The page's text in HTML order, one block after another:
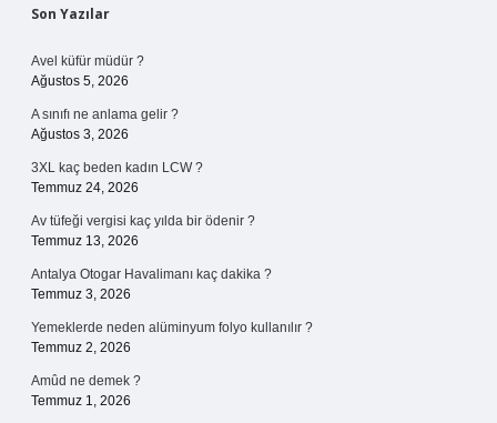
Sidebar
Son Yazılar
Avel küfür müdür ?
Ağustos 5, 2026
A sınıfı ne anlama gelir ?
Ağustos 3, 2026
3XL kaç beden kadın LCW ?
Temmuz 24, 2026
Av tüfeği vergisi kaç yılda bir ödenir ?
Temmuz 13, 2026
Antalya Otogar Havalimanı kaç dakika ?
Temmuz 3, 2026
Yemeklerde neden alüminyum folyo kullanılır ?
Temmuz 2, 2026
Amûd ne demek ?
Temmuz 1, 2026